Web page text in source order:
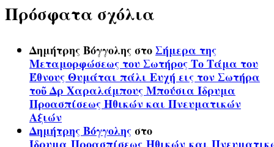
Πρόσφατα σχόλια
Δημήτρης ΒόγγοληςστοΣήμερα της
Μεταμορφώσεως του Σωτήρος Το Τάμα του
Έθνους Θυμάται πάλι Ευχή εις τον Σωτήρα
τοῦ Δρ Χαραλάμπους Μπούσια Ίδρυμα
Προασπίσεως Ηθικών και Πνευματικών
Αξιών
Δημήτρης Βόγγοληςστο